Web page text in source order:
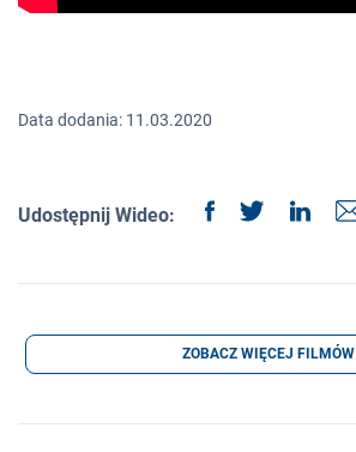
Data dodania: 11.03.2020
Udostępnij Wideo:
ZOBACZ WIĘCEJ FILMÓW